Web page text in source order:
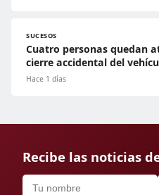
SUCESOS
Cuatro personas quedan
cierre accidental del
Hace 1 días
Recibe las noticias